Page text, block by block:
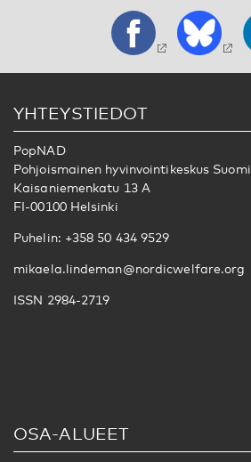
YHTEYSTIEDOT
PopNAD
Pohjoismainen hyvinvointikeskus Suomi
Kaisaniemenkatu 13 A
FI-00100 Helsinki
Puhelin: +358 50 434 9529
mikaela.lindeman@nordicwelfare.org
ISSN 2984-2719
OSA-ALUEET